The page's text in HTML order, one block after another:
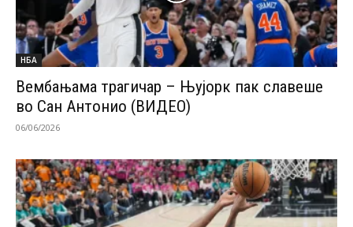
НБА
Вембањама трагичар – Њујорк пак славеше
во Сан Антонио (ВИДЕО)
06/06/2026